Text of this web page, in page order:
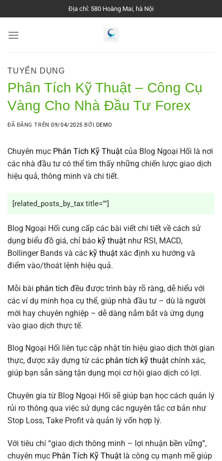
đến
nội
Địa chỉ: 580 Hoàng Mai, hà Nội
TUYỂN DỤNG
Phân Tích Kỹ Thuật – Công Cụ
Vàng Cho Nhà Đầu Tư Forex
ĐÃ ĐĂNG TRÊN09/04/2025 BỞI DEMO
Chuyên mục Phân Tích Kỹ Thuật của Blog Ngoại Hối là nơi
các nhà đầu tư có thể tìm thấy những chiến lược giao dịch
hiệu quả, thông minh và chi tiết.
[related_posts_by_tax title=""]
Blog Ngoại Hối cung cấp các bài viết chi tiết về cách sử
dụng biểu đồ giá, chỉ báo kỹ thuật như RSI, MACD,
Bollinger Bands và các kỹ thuật xác định xu hướng và
điểm vào/thoát lệnh hiệu quả.
Mỗi bài phân tích đều được trình bày rõ ràng, dễ hiểu với
các ví dụ minh họa cụ thể, giúp nhà đầu tư – dù là người
mới hay chuyên nghiệp – dễ dàng nắm bắt và ứng dụng
vào giao dịch thực tế.
Blog Ngoại Hối liên tục cập nhật tín hiệu giao dịch thời gian
thực, được xây dựng từ các phân tích kỹ thuật chính xác,
giúp bạn sẵn sàng tận dụng mọi cơ hội giao dịch có lợi.
Chuyên gia từ Blog Ngoại Hối sẽ giúp bạn học cách quản lý
rủi ro thông qua việc sử dụng các nguyên tắc cơ bản như
Stop Loss, Take Profit và quản lý vốn hợp lý.
Với tiêu chí “giao dịch thông minh – lợi nhuận bền vững”,
chuyên mục Phân Tích Kỹ Thuật là công cụ mạnh mẽ giúp